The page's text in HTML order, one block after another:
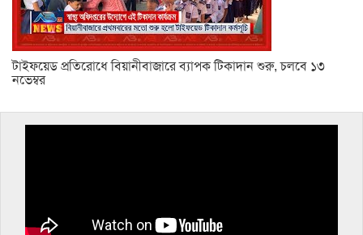
টাইফয়েড প্রতিরোধে বিয়ানীবাজারে ব্যাপক টিকাদান শুরু, চলবে ১৩
নভেম্বর